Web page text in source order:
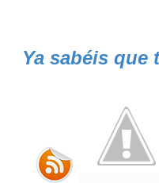
Ya sabéis que